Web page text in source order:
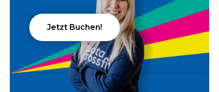
Jetzt Buchen!